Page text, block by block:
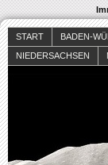
START BADEN-
NIEDERSACHSEN